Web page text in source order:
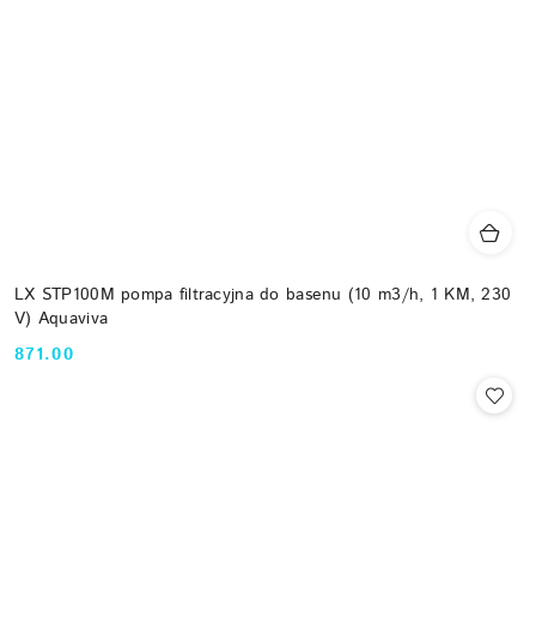
LX STP100M pompa filtracyjna do basenu (10 m3/h, 1 KM, 230
V) Aquaviva
Cena:
871.00